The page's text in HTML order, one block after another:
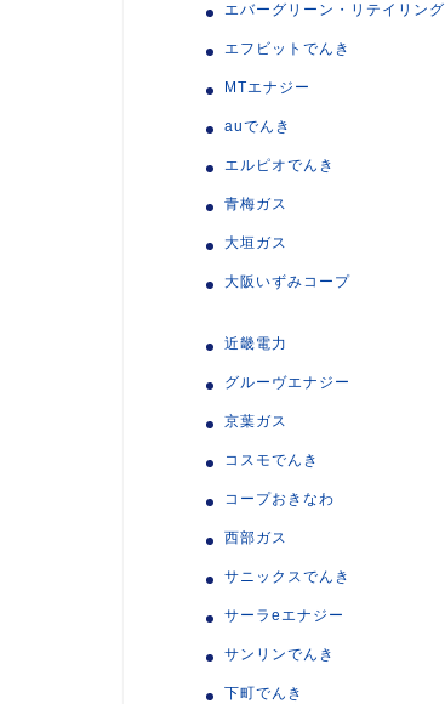
エバーグリーン・リテイリング
エフビットでんき
MTエナジー
auでんき
エルピオでんき
青梅ガス
大垣ガス
大阪いずみコープ
近畿電力
グルーヴエナジー
京葉ガス
コスモでんき
コープおきなわ
西部ガス
サニックスでんき
サーラeエナジー
サンリンでんき
下町でんき